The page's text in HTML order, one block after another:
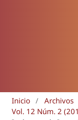
Inicio / Archivos
Vol. 12 Núm. 2